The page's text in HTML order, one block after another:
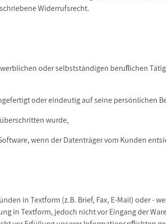
Widerrufsrecht.
oder selbstständigen beruﬂichen
oder eindeutig auf seine persönlichen
wurde,
wenn der Datenträger vom Kunden
in Textform (z.B. Brief, Fax, E-Mail) oder -
in Textform, jedoch nicht vor Eingang der